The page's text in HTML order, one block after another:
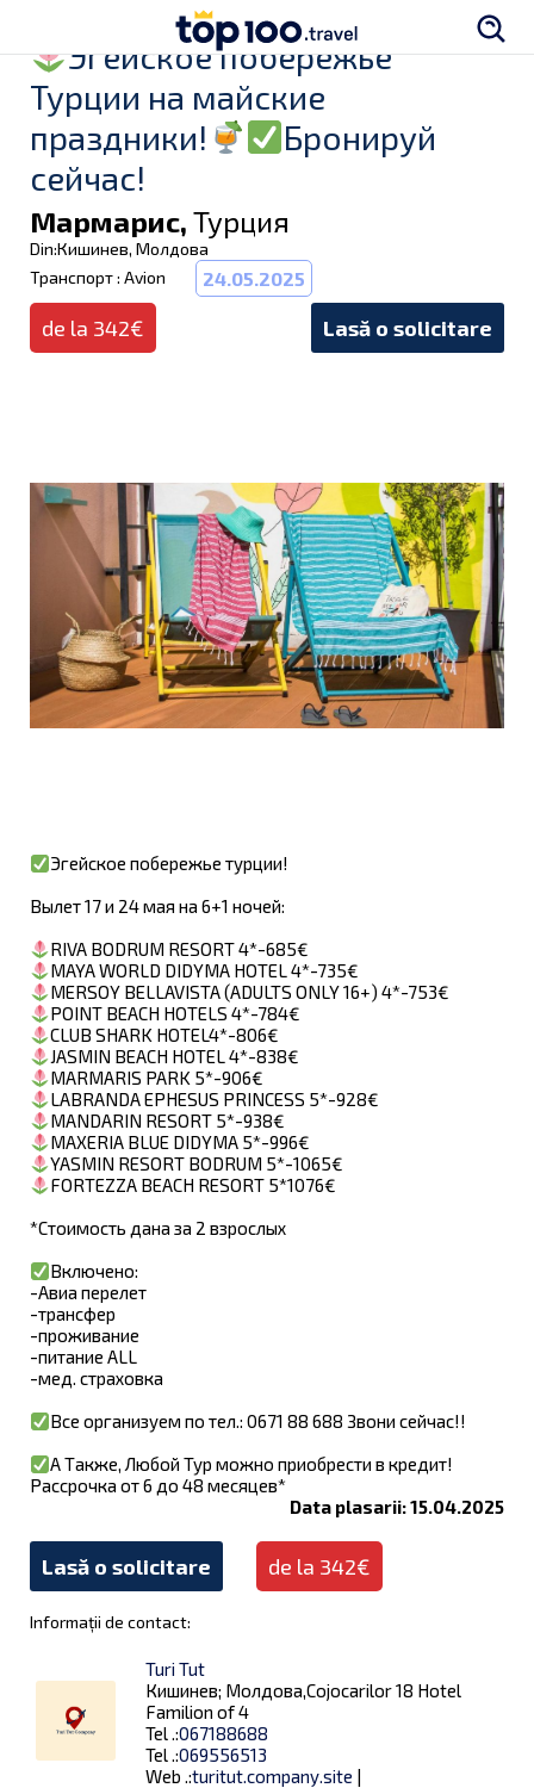
Эгейское побережье
Турции на майские
праздники!
Бронируй
сейчас!
Мармарис, Турция
Din:Кишинев, Молдова
Транспорт : Avion
24.05.2025
de la 342€ Lasă o solicitare
Эгейское побережье турции!
Вылет 17 и 24 мая на 6+1 ночей:
RIVA BODRUM RESORT 4*-685€
MAYA WORLD DIDYMA HOTEL 4*-735€
MERSOY BELLAVISTA (ADULTS ONLY 16+) 4*-753€
POINT BEACH HOTELS 4*-784€
CLUB SHARK HOTEL4*-806€
JASMIN BEACH HOTEL 4*-838€
MARMARIS PARK 5*-906€
LABRANDA EPHESUS PRINCESS 5*-928€
MANDARIN RESORT 5*-938€
MAXERIA BLUE DIDYMA 5*-996€
YASMIN RESORT BODRUM 5*-1065€
FORTEZZA BEACH RESORT 5*1076€
*Стоимость дана за 2 взрослых
Включено:
-Авиа перелет
-трансфер
-проживание
-питание ALL
-мед. страховка
Все организуем по тел.: 0671 88 688 Звони сейчас!!
А Также, Любой Тур можно приобрести в кредит!
Рассрочка от 6 до 48 месяцев*
Data plasarii: 15.04.2025
Lasă o solicitare de la 342€
Informații de contact:
Turi Tut
Кишинев; Молдова,Cojocarilor 18 Hotel
Familion of 4
Tel .:067188688
Tel .:069556513
Web .:turitut.company.site |